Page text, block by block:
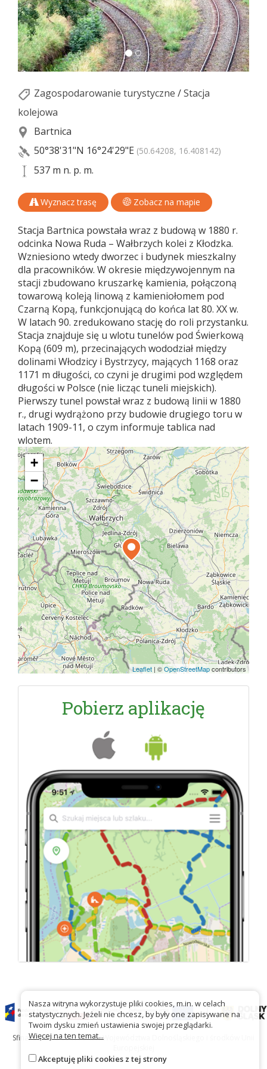
Zagospodarowanie turystyczne /Stacja
kolejowa
Bartnica
50°38'31"N 16°24'29"E (50.64208, 16.408142)
537 m n. p. m.
Wyznacz trasę Zobacz na mapie
Stacja Bartnica powstała wraz z budową w 1880 r.
odcinka Nowa Ruda – Wałbrzych kolei z Kłodzka.
Wzniesiono wtedy dworzec i budynek mieszkalny
dla pracowników. W okresie międzywojennym na
stacji zbudowano kruszarkę kamienia, połączoną
towarową koleją linową z kamieniołomem pod
Czarną Kopą, funkcjonującą do końca lat 80. XX w.
W latach 90. zredukowano stację do roli przystanku.
Stacja znajduje się u wlotu tunelów pod Świerkową
Kopą (609 m), przecinających wododział między
dolinami Włodzicy i Bystrzycy, mających 1168 oraz
1171 m długości, co czyni je drugimi pod względem
długości w Polsce (nie licząc tuneli miejskich).
Pierwszy tunel powstał wraz z budową linii w 1880
r., drugi wydrążono przy budowie drugiego toru w
latach 1909-11, o czym informuje tablica nad
wlotem.
+
−
Leaflet | ©OpenStreetMapcontributors
Pobierz aplikację
Sfinansowano ze środków Województwa Dolnośląskiego i środków Unii
Nasza witryna wykorzystuje pliki cookies, m.in. w celach
statystycznych. Jeżeli nie chcesz, by były one zapisywane na
Twoim dysku zmień ustawienia swojej przeglądarki.
Więcej na ten temat...
Akceptuję pliki cookies z tej strony